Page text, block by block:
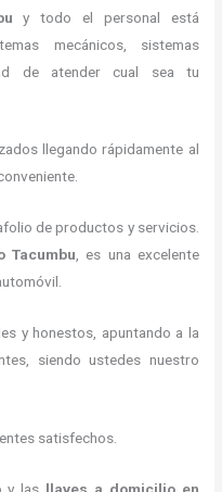
y todo el personal está
mecánicos, sistemas
de atender cual sea tu
llegando rápidamente al
de productos y servicios.
Tacumbu, es una excelente
y honestos, apuntando a la
siendo ustedes nuestro
satisfechos.